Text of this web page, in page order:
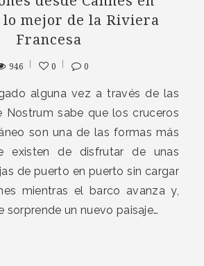
mejor de la Riviera
Francesa
946 0 0
alguna vez a través de las
Nostrum sabe que los cruceros
son una de las formas más
existen de disfrutar de unas
de puerto en puerto sin cargar
mientras el barco avanza y,
sorprende un nuevo paisaje…